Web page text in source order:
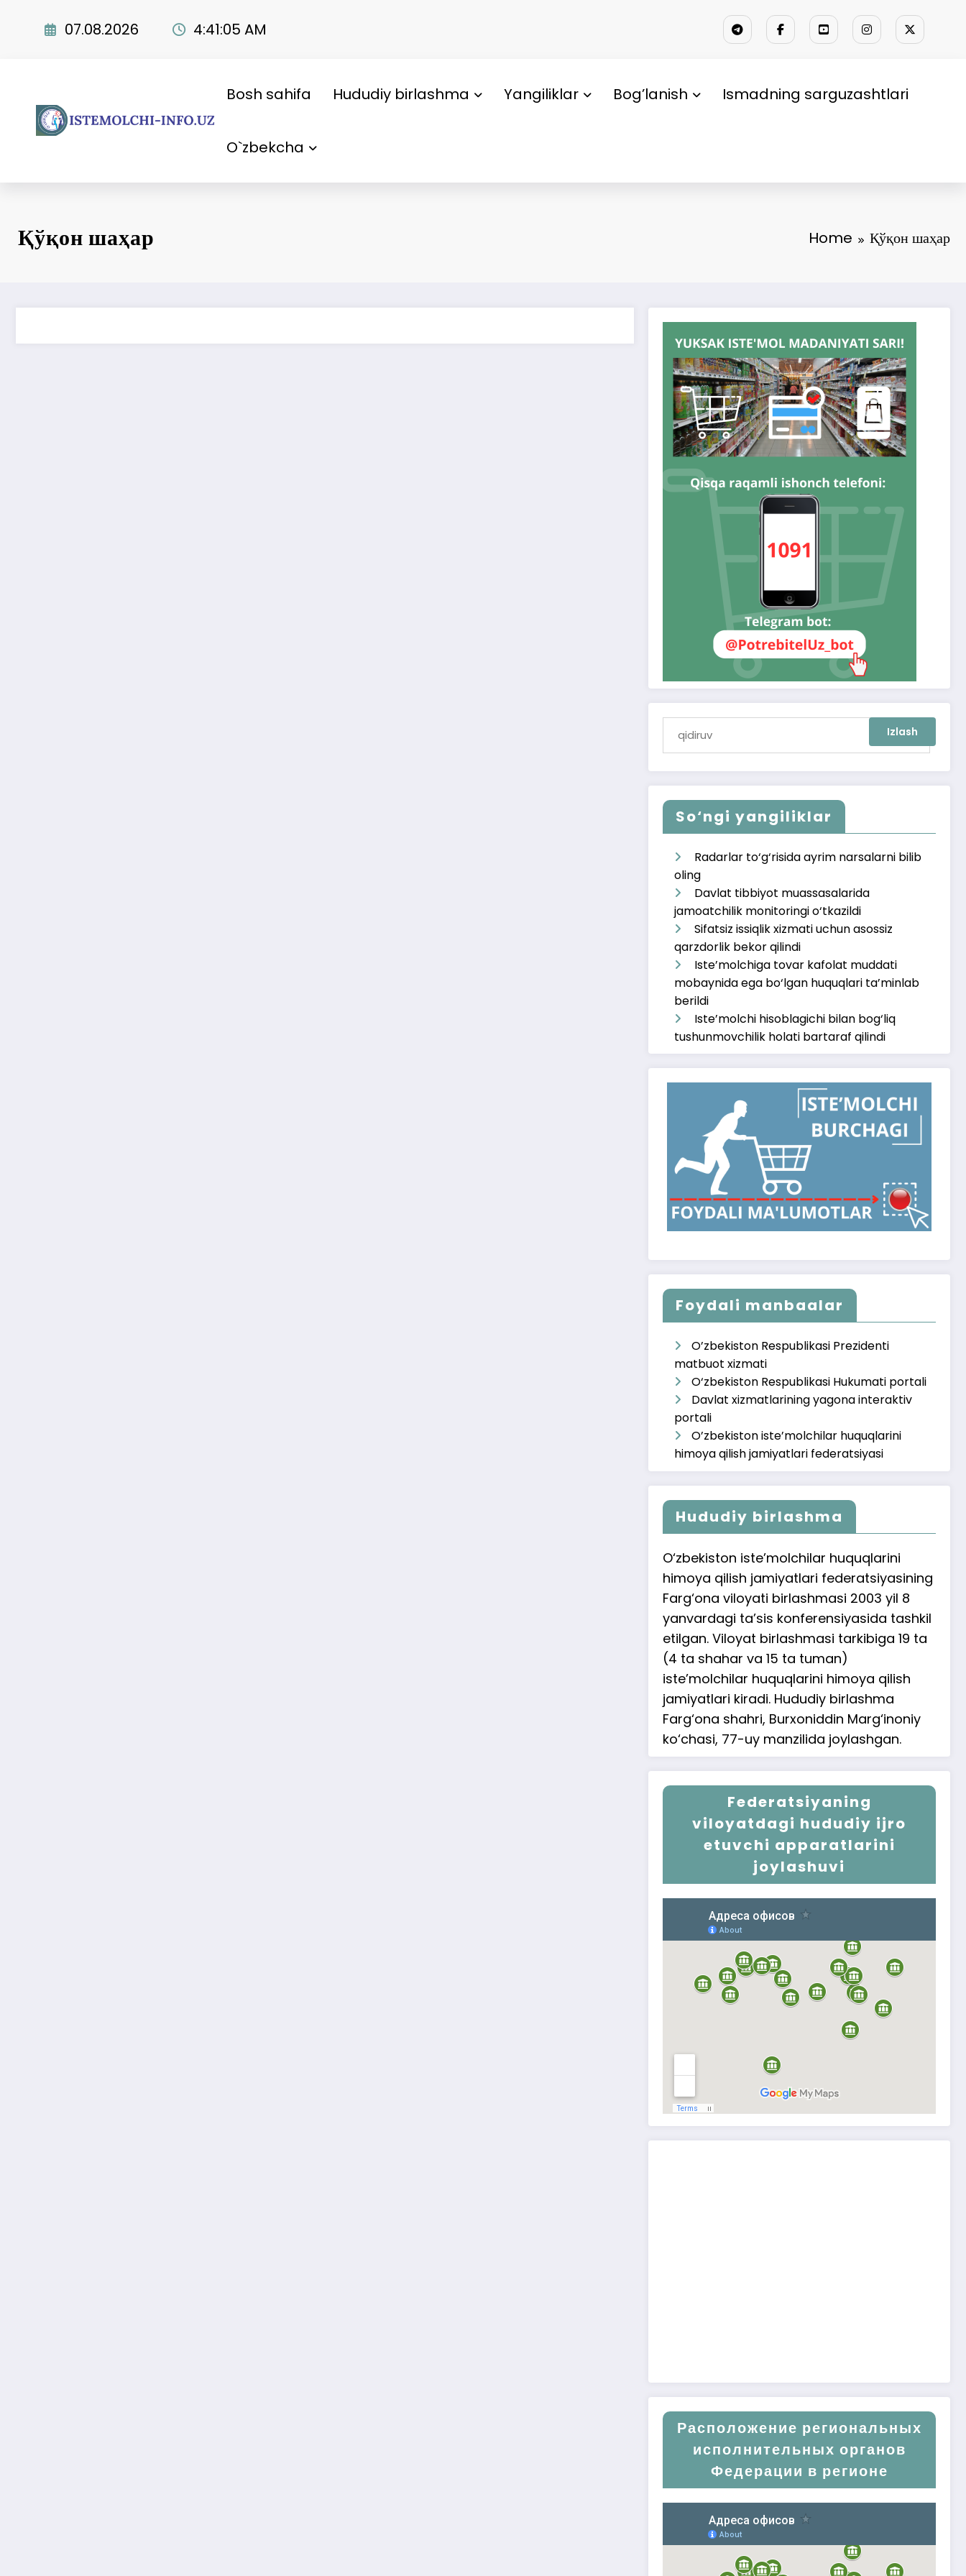
07.08.2026 4:41:06 AM
Bosh sahifa Hududiy birlashma Yangiliklar Bog’lanish Ismadning sarguzashtlari
O`zbekcha
Қўқон шаҳар Home Қўқон шаҳар
So‘ngi yangiliklar
Radarlar to‘g‘risida ayrim narsalarni bilib
oling
Davlat tibbiyot muassasalarida
jamoatchilik monitoringi o‘tkazildi
Sifatsiz issiqlik xizmati uchun asossiz
qarzdorlik bekor qilindi
Iste’molchiga tovar kafolat muddati
mobaynida ega bo‘lgan huquqlari ta’minlab
berildi
Iste’molchi hisoblagichi bilan bog‘liq
tushunmovchilik holati bartaraf qilindi
Foydali manbaalar
O’zbekiston Respublikasi Prezidenti
matbuot xizmati
O‘zbekiston Respublikasi Hukumati portali
Davlat xizmatlarining yagona interaktiv
portali
O’zbekiston iste’molchilar huquqlarini
himoya qilish jamiyatlari federatsiyasi
Hududiy birlashma
O‘zbekiston iste’molchilar huquqlarini
himoya qilish jamiyatlari federatsiyasining
Farg‘ona viloyati birlashmasi 2003 yil 8
yanvardagi ta’sis konferensiyasida tashkil
etilgan. Viloyat birlashmasi tarkibiga 19 ta
(4 ta shahar va 15 ta tuman)
iste’molchilar huquqlarini himoya qilish
jamiyatlari kiradi. Hududiy birlashma
Farg‘ona shahri, Burxoniddin Marg‘inoniy
ko‘chasi, 77-uy manzilida joylashgan.
Federatsiyaning
viloyatdagi hududiy ijro
etuvchi apparatlarini
joylashuvi
Расположение региональных
исполнительных органов
Федерации в регионе